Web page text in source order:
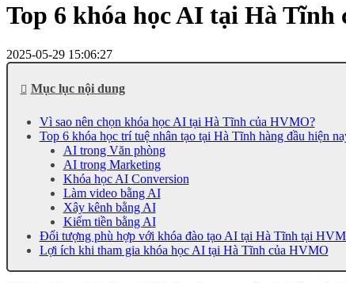
Top 6 khóa học AI tại Hà Tĩnh
2025-05-29 15:06:27
Mục lục nội dung
Vì sao nên chọn khóa học AI tại Hà Tĩnh của HVMO?
Top 6 khóa học trí tuệ nhân tạo tại Hà Tĩnh hàng đầu hiện
AI trong Văn phòng
AI trong Marketing
Khóa học AI Conversion
Làm video bằng AI
Xây kênh bằng AI
Kiếm tiền bằng AI
Đối tượng phù hợp với khóa đào tạo AI tại Hà Tĩnh tại
Lợi ích khi tham gia khóa học AI tại Hà Tĩnh của HVMO